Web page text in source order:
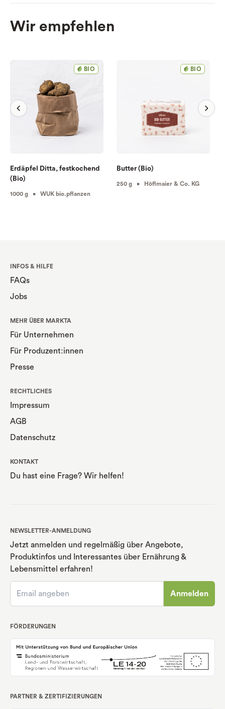
Wir empfehlen
BIO
Erdäpfel Ditta, festkochend
(Bio)
1000 g • WUK bio.pflanzen
BIO
Butter (Bio)
250 g • Höflmaier & Co. KG
INFOS & HILFE
FAQs
Jobs
MEHR ÜBER MARKTA
Für Unternehmen
Für Produzent:innen
Presse
RECHTLICHES
Impressum
AGB
Datenschutz
KONTAKT
Du hast eine Frage? Wir helfen!
NEWSLETTER-ANMELDUNG
Jetzt anmelden und regelmäßig über Angebote,
Produktinfos und Interessantes über Ernährung &
Lebensmittel erfahren!
Anmelden
FÖRDERUNGEN
PARTNER & ZERTIFIZIERUNGEN